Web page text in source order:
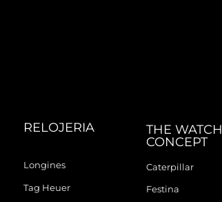
RELOJERIA
Longines
Tag Heuer
THE WATCH
CONCEPT
Caterpillar
Festina